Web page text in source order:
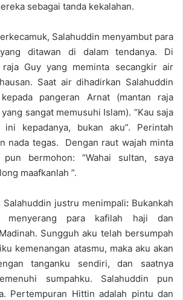
sebagai tanda kekalahan.
Salahuddin menyambut para
ditawan di dalam tendanya. Di
raja Guy yang meminta secangkir air
Saat air dihadirkan Salahuddin
kepada pangeran Arnat (mantan raja
sangat memusuhi Islam). “Kau saja
kepadanya, bukan aku”. Perintah
nada tegas. Dengan raut wajah minta
bermohon: “Wahai sultan, saya
maafkanlah ”.
justru menimpali: Bukankah
para kafilah haji dan
Sungguh aku telah bersumpah
kemenangan atasmu, maka aku akan
tanganku sendiri, dan saatnya
sumpahku. Salahuddin pun
Pertempuran Hittin adalah pintu dan